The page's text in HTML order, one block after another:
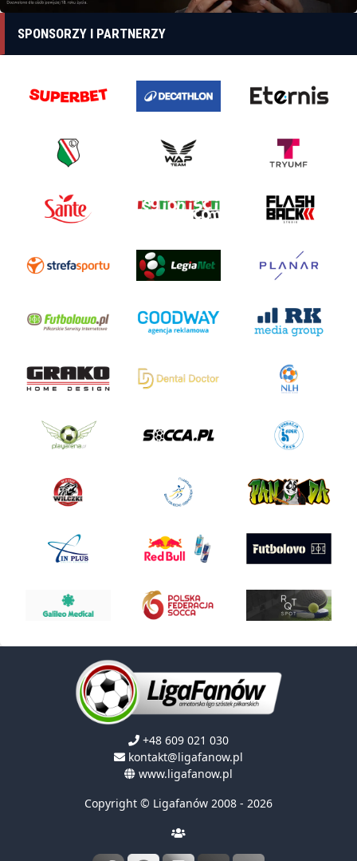
+48 609 021 030
kontakt@ligafanow.pl
www.ligafanow.pl
Copyright © Ligafanów 2008 - 2026